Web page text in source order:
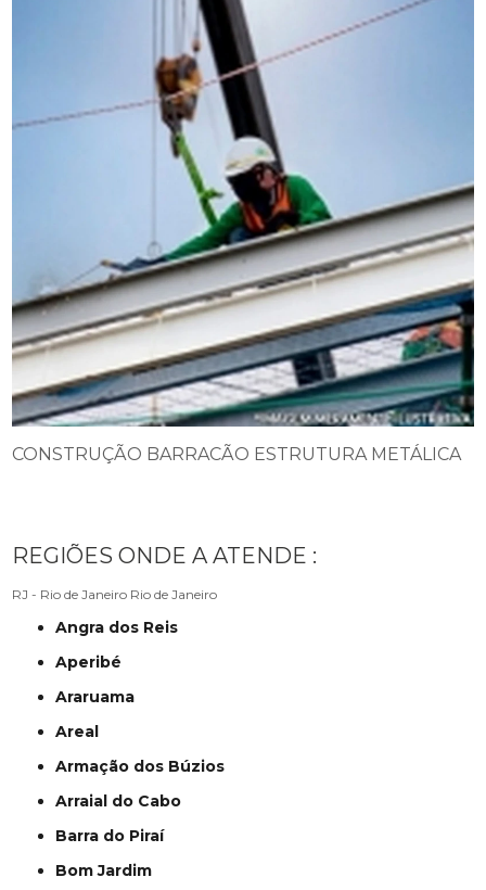
CONSTRUÇÃO BARRACÃO ESTRUTURA METÁLICA
REGIÕES ONDE A ATENDE :
RJ - Rio de Janeiro Rio de Janeiro
Angra dos Reis
Aperibé
Araruama
Areal
Armação dos Búzios
Arraial do Cabo
Barra do Piraí
Bom Jardim